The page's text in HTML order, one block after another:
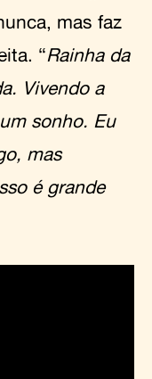
mas faz
“Rainha da
Vivendo a
sonho. Eu
mas
é grande